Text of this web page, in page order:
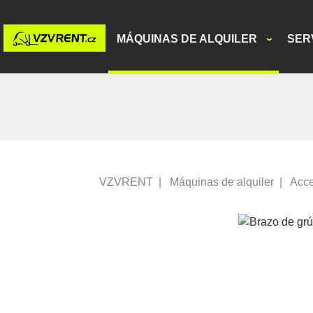
MÁQUINAS DE ALQUILER
VZVRENT Máquinas de alquiler